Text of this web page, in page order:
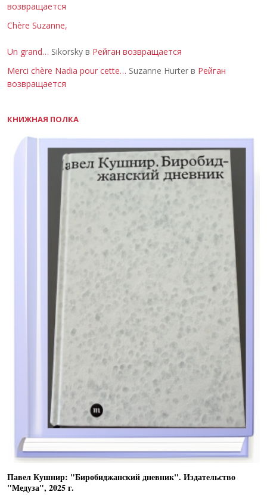
возвращается
Chère Suzanne,
Un grand… Sikorsky в Рейган возвращается
Merci chère Nadia pour cette… Suzanne Hurter в Рейган
возвращается
КНИЖНАЯ ПОЛКА
Павел Кушнир: "Биробиджанский дневник". Издательство
"Медуза", 2025 г.